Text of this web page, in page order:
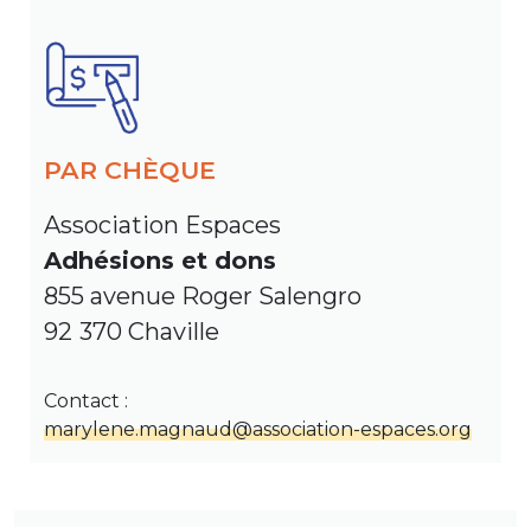
PAR CHÈQUE
Association Espaces
Adhésions et dons
855 avenue Roger Salengro
92 370 Chaville
Contact :
marylene.magnaud@association-espaces.org